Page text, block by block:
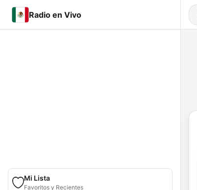
Radio en Vivo
Mi Lista
Favoritos y Recientes